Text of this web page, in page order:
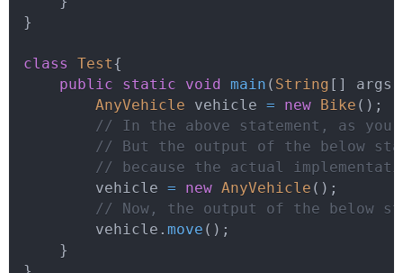
}
class Test{
public
static void main ( String [ ] args
AnyVehicle vehicle = new Bike ( ) ;
// In the above statement, as
// But the output of the below
// because the actual
        vehicle
= new AnyVehicle ( ) ;
// Now, the output of the below
        vehicle
. move ( ) ;
}